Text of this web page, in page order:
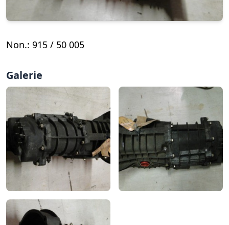
Non.: 915 / 50 005
Galerie